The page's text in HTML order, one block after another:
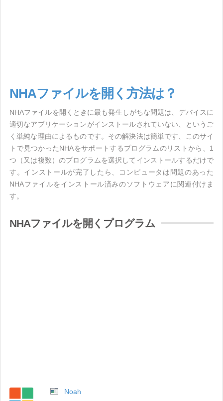
NHAファイルを開く方法は？
NHAファイルを開くときに最も発生しがちな問題は、デバイスに
適切なアプリケーションがインストールされていない、というご
く単純な理由によるものです。その解決法は簡単です、このサイ
トで見つかったNHAをサポートするプログラムのリストから、1
つ（又は複数）のプログラムを選択してインストールするだけで
す。インストールが完了したら、コンピュータは問題のあった
NHAファイルをインストール済みのソフトウェアに関連付けま
す。
NHAファイルを開くプログラム
Noah